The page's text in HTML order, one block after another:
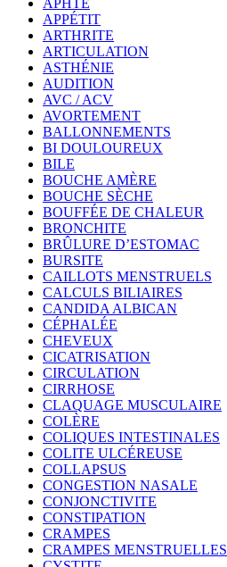
APPÉTIT
ARTHRITE
ARTICULATION
ASTHÉNIE
AUDITION
AVC / ACV
AVORTEMENT
BALLONNEMENTS
BI DOULOUREUX
BILE
BOUCHE AMÈRE
BOUCHE SÈCHE
BOUFFÉE DE CHALEUR
BRONCHITE
BRÛLURE D’ESTOMAC
BURSITE
CAILLOTS MENSTRUELS
CALCULS BILIAIRES
CANDIDA ALBICAN
CÉPHALÉE
CHEVEUX
CICATRISATION
CIRCULATION
CIRRHOSE
CLAQUAGE MUSCULAIRE
COLÈRE
COLIQUES INTESTINALES
COLITE ULCÉREUSE
COLLAPSUS
CONGESTION NASALE
CONJONCTIVITE
CONSTIPATION
CRAMPES
CRAMPES MENSTRUELLES